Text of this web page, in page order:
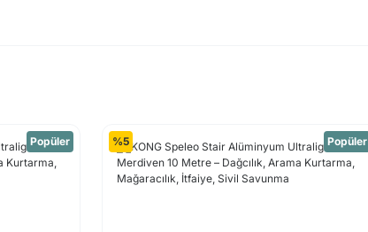
Popüler %5 Popüler